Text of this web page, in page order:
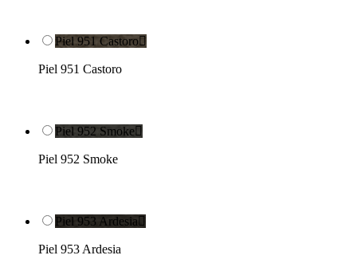
Piel 951 Castoro
Piel 951 Castoro
Piel 952 Smoke
Piel 952 Smoke
Piel 953 Ardesia
Piel 953 Ardesia